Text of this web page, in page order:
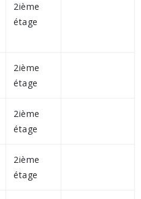
2ième
étage
2ième
étage
2ième
étage
2ième
étage